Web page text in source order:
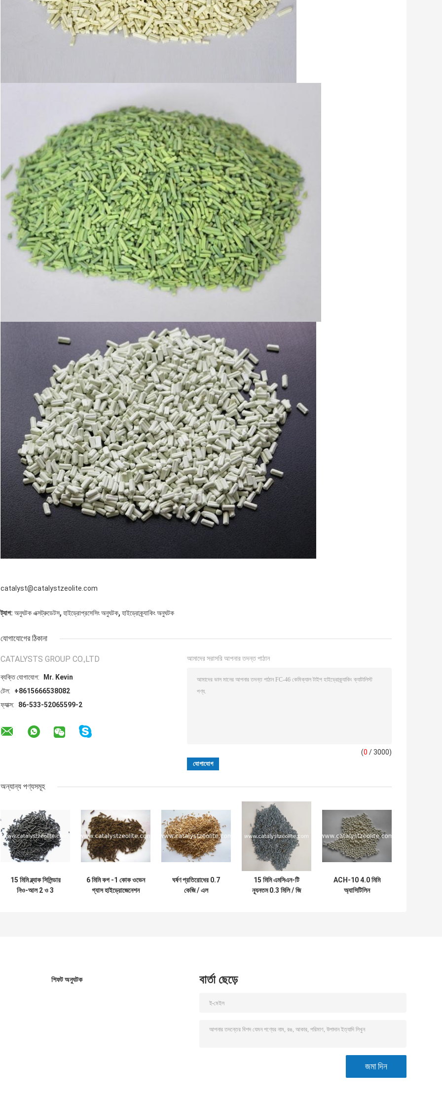
catalyst@catalystzeolite.com
ট্যাগ: অনুঘটক এক্সট্রুডেটস, হাইড্রোপ্রসেসিং অনুঘটক, হাইড্রোক্র্যাকিং অনুঘটক
যোগাযোগের ঠিকানা
CATALYSTS GROUP CO.,LTD
ব্যক্তি যোগাযোগ:
Mr. Kevin
টেল:
+8615666538082
ফ্যাক্স:
86-533-52065599-2
আমাদের সরাসরি আপনার তদন্ত পাঠান
(0 / 3000)
অন্যান্য পণ্যসমূহ
15 মিমি ব্ল্যাক সিলিন্ডার
নিও-আল 2 ও 3
6 মিমি কগ -1 কোক ওভেন
গ্যাস হাইড্রোজেনেশন
ঘর্ষণ প্রতিরোধের 0.7
কেজি / এল
15 মিমি এমসিএন-টি
ন্যূনতম 0.3 মিলি / জি
ACH-10 4.0 মিমি
অ্যাসিটিলিন
শিফট অনুঘটক বার্তা ছেড়ে